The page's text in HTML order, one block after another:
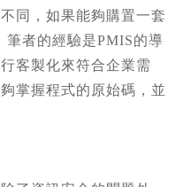
同，如果能夠購置一套
筆者的經驗是PMIS的導
客製化來符合企業需
掌握程式的原始碼，並